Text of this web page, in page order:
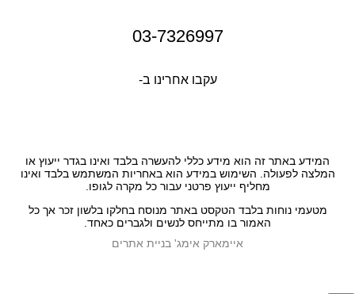
03-7326997
עקבו אחרינו ב-
המידע באתר זה הוא מידע כללי להעשרה בלבד ואינו בגדר ייעוץ או
המלצה לפעולה. השימוש במידע הוא באחריות המשתמש בלבד ואינו
מחליף ייעוץ פרטני עבור כל מקרה לגופו.
מטעמי נוחות בלבד הטקסט באתר מנוסח בחלקו בלשון זכר אך כל
האמור בו מתייחס לנשים ולגברים כאחד.
איימארק אימג' בניית אתרים